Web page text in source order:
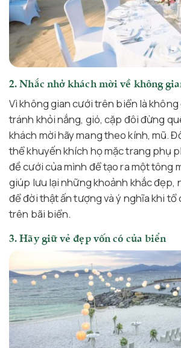
2. Nhắc nhở khách mời về không
Vì không gian cưới trên biển là không
tránh khỏi nắng, gió, cặp đôi đừng
khách mời hãy mang theo kính, mũ.
thể khuyến khích họ mặc trang phụ
đề cưới của mình để tạo ra một tông
giúp lưu lại những khoảnh khắc đẹp,
để đời thật ấn tượng và ý nghĩa khi tổ
trên bãi biển.
3. Hãy giữ vẻ đẹp vốn có của biển